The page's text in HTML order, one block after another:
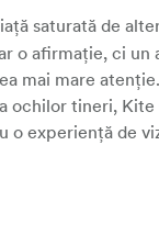
saturată de
o afirmație, ci
mai mare
ochilor tineri,
o experiență de